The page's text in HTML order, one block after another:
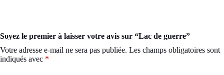
Soyez le premier à laisser votre avis sur “Lac de guerre”
Votre adresse e-mail ne sera pas publiée. Les champs obligatoires sont
indiqués avec *